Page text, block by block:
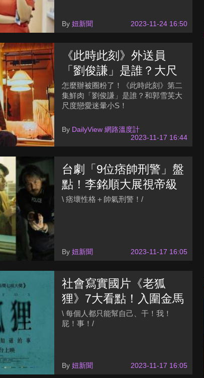
By妞新聞 2023-11-24 16:50
《此時此刻》外送員
「劉俊謙」是誰？大尺
度戀愛郭雪芙迷暈小S
怎麼辦被圈粉了！《此時此刻》第二
集鮮肉「劉俊謙」是誰？和郭雪芙大
尺度戀愛迷暈小S！
By DailyView 網路溫度計
2023-11-17 16:44
台劇「9位痞帥刑警」盤
點！李銘順大展視帝級
演技、許光漢化身鋼鐵
\ 痞壞性格＋帥氣刑警！/
By妞新聞 2023-11-17 16:05
社會寫實國片《老狐
狸》7大看點！入圍金馬
7項大獎、劉冠廷×白潤
音成父子檔
\ 每個人都只能幫自己、干！我！
屁！事！/
By妞新聞 2023-11-17 16:05
空戰群英